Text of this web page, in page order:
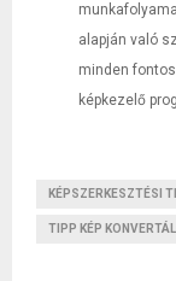
alapján való
minden
képkezelő
KÉPSZERKESZTÉSI
TIPP KÉP